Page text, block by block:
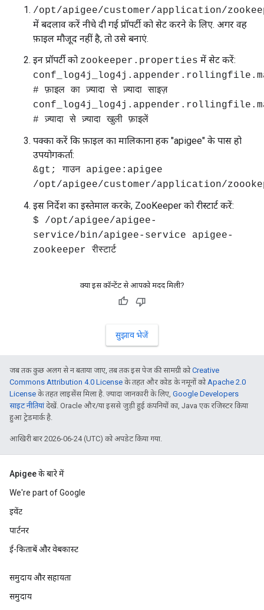
/opt/apigee/customer/application/
में बदलाव करें नीचे दी गई प्रॉपर्टी को सेट करने के लिए. अगर वह
फ़ाइल मौजूद नहीं है, तो उसे बनाएं.
इन प्रॉपर्टी को zookeeper.properties में सेट करें:
# फ़ाइल का ज़्यादा से ज़्यादा साइज़
# ज़्यादा से ज़्यादा खुली फ़ाइलें
पक्का करें कि फ़ाइल का मालिकाना हक "apigee" के पास हो
उपयोगकर्ता:
&gt; गाउन apigee:apigee
/opt/apigee/customer/application/
इस निर्देश का इस्तेमाल करके, ZooKeeper को रीस्टार्ट करें:
$ /opt/apigee/apigee-
service/bin/apigee-service apigee-
zookeeper रीस्टार्ट
क्या इस कॉन्टेंट से आपको मदद मिली?
सुझाव भेजें
जब तक कुछ अलग से न बताया जाए, तब तक इस पेज की सामग्री कोCreative
Commons Attribution 4.0 License के तहत और कोड के नमूनों कोApache 2.0
License के तहत लाइसेंस मिला है. ज़्यादा जानकारी के लिए, Google Developers
साइट नीतियांदेखें. Oracle और/या इससे जुड़ी हुई कंपनियों का, Java एक रजिस्टर किया
हुआ ट्रेडमार्क है.
आखिरी बार 2026-06-24 (UTC) को अपडेट किया गया.
Apigee के बारे में
We're part of Google
इवेंट
पार्टनर
ई-किताबें और वेबकास्ट
समुदाय और सहायता
समुदाय